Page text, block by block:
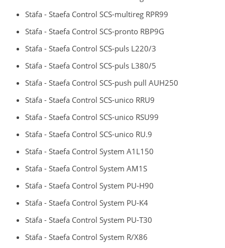
Stäfa - Staefa Control SCS-multireg RPR99
Stäfa - Staefa Control SCS-pronto RBP9G
Stäfa - Staefa Control SCS-puls L220/3
Stäfa - Staefa Control SCS-puls L380/5
Stäfa - Staefa Control SCS-push pull AUH250
Stäfa - Staefa Control SCS-unico RRU9
Stäfa - Staefa Control SCS-unico RSU99
Stäfa - Staefa Control SCS-unico RU.9
Stäfa - Staefa Control System A1L150
Stäfa - Staefa Control System AM1S
Stäfa - Staefa Control System PU-H90
Stäfa - Staefa Control System PU-K4
Stäfa - Staefa Control System PU-T30
Stäfa - Staefa Control System R/X86